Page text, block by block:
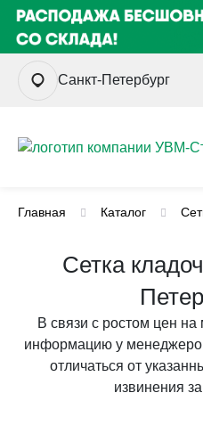
Санкт-Петербург
Главная Каталог
Сетка
В связи с ростом цен на
информацию у
отличаться от
извинения